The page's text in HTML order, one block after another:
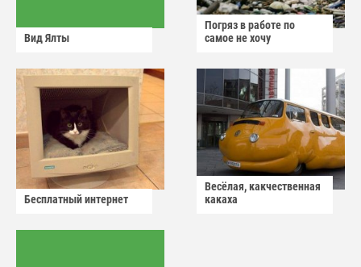
Вид Ялты
Погряз в работе по
самое не хочу
Бесплатный интернет
Весёлая, какчественная
какаха